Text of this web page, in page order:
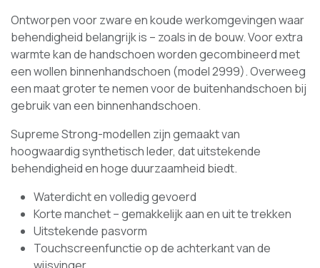
Ontworpen voor zware en koude werkomgevingen waar
behendigheid belangrijk is – zoals in de bouw. Voor extra
warmte kan de handschoen worden gecombineerd met
een wollen binnenhandschoen (model 2999). Overweeg
een maat groter te nemen voor de buitenhandschoen bij
gebruik van een binnenhandschoen.
Supreme Strong-modellen zijn gemaakt van
hoogwaardig synthetisch leder, dat uitstekende
behendigheid en hoge duurzaamheid biedt.
Waterdicht en volledig gevoerd
Korte manchet – gemakkelijk aan en uit te trekken
Uitstekende pasvorm
Touchscreenfunctie op de achterkant van de
wijsvinger